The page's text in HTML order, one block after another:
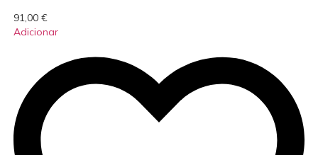
91,00 €
Adicionar